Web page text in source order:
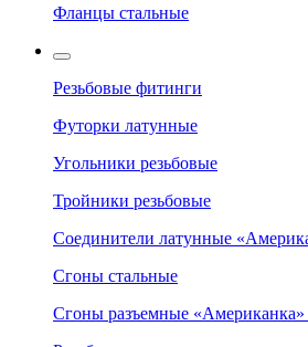
Фланцы стальные
Резьбовые фитинги
Футорки латунные
Угольники резьбовые
Тройники резьбовые
Соединители латунные
Сгоны стальные
Сгоны разъемные «Американка»